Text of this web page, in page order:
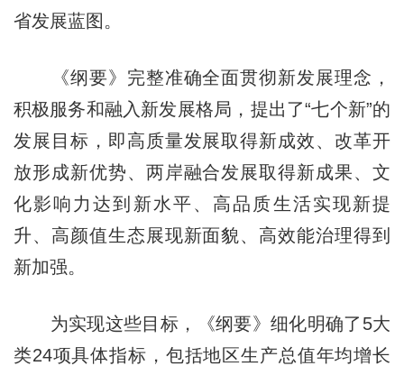
省发展蓝图。
《纲要》完整准确全面贯彻新发展理念，
积极服务和融入新发展格局，提出了“七个新”的
发展目标，即高质量发展取得新成效、改革开
放形成新优势、两岸融合发展取得新成果、文
化影响力达到新水平、高品质生活实现新提
升、高颜值生态展现新面貌、高效能治理得到
新加强。
为实现这些目标，《纲要》细化明确了5大
类24项具体指标，包括地区生产总值年均增长